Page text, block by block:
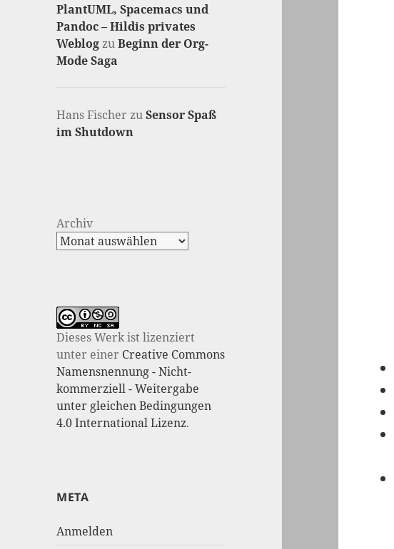
PlantUML, Spacemacs und
Pandoc – Hildis privates
WeblogzuBeginn der Org-
Mode Saga
Hans Fischer zuSensor Spaß
im Shutdown
Archiv
Dieses Werk ist lizenziert
unter einer Creative Commons
Namensnennung - Nicht-
kommerziell - Weitergabe
unter gleichen Bedingungen
4.0 International Lizenz.
META
Anmelden